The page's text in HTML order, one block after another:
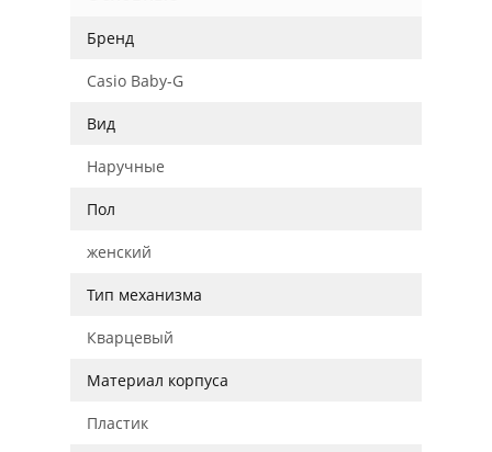
Бренд
Casio Baby-G
Вид
Наручные
Пол
женский
Тип механизма
Кварцевый
Материал корпуса
Пластик